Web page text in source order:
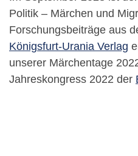
Politik – Märchen und
Forschungsbeiträge aus
Königsfurt-Urania Verlag
unserer Märchentage
Jahreskongress 2022 der